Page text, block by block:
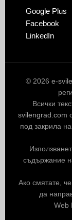
Google Plus
Facebook
LinkedIn
© 2026e-
Всички
svilengrad.com
под закрила
съдържание
Ако смятате,
да
Web